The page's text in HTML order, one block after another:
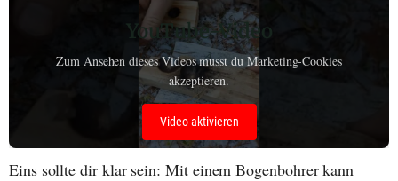
YouTube-Video
Zum Ansehen dieses Videos musst du Marketing-Cookies
akzeptieren.
Video aktivieren
Eins sollte dir klar sein: Mit einem Bogenbohrer kann